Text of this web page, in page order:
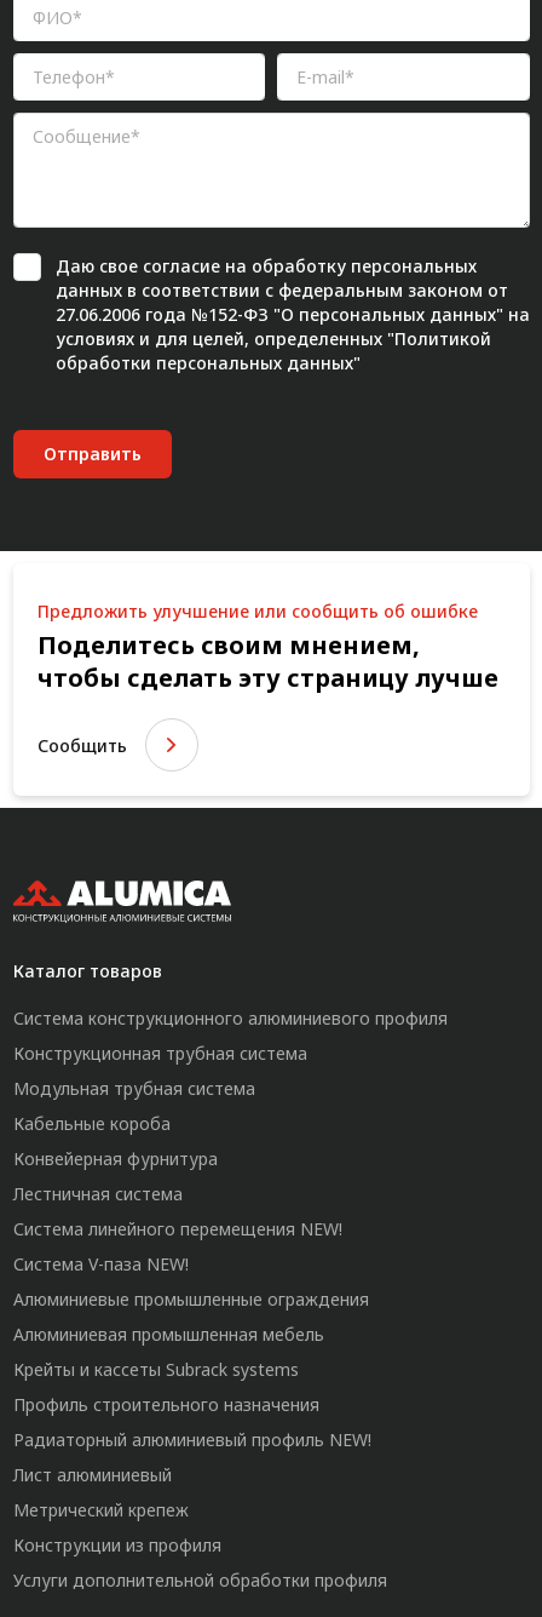
Даю свое согласиена обработку персональных
данных в соответствии с федеральным законом от
27.06.2006 года №152-ФЗ "О персональных данных" на
условиях и для целей, определенных "Политикой
обработки персональных данных"
Отправить
Предложить улучшение или сообщить об ошибке
Поделитесь своим мнением,
чтобы сделать эту страницу лучше
Сообщить
Каталог товаров
Система конструкционного алюминиевого профиля
Конструкционная трубная система
Модульная трубная система
Кабельные короба
Конвейерная фурнитура
Лестничная система
Система линейного перемещения NEW!
Система V-паза NEW!
Алюминиевые промышленные ограждения
Алюминиевая промышленная мебель
Крейты и кассеты Subrack systems
Профиль строительного назначения
Радиаторный алюминиевый профиль NEW!
Лист алюминиевый
Метрический крепеж
Конструкции из профиля
Услуги дополнительной обработки профиля